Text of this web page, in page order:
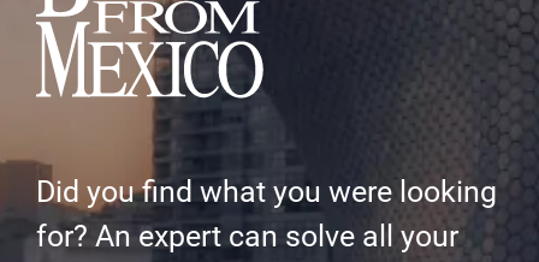
Did you find what you were looking
for? An expert can solve all your